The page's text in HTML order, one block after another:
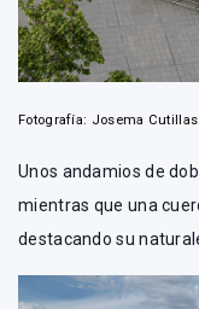
Fotografía: Josema Cutillas.
Unos andamios de
mientras que una
destacando su